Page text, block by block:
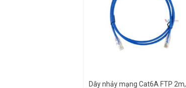
Dây nhảy mạng Cat6A FTP 2m,